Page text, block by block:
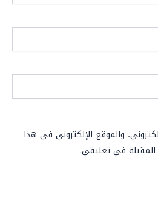
والموقع الإلكتروني في هذا
في تعليقي.